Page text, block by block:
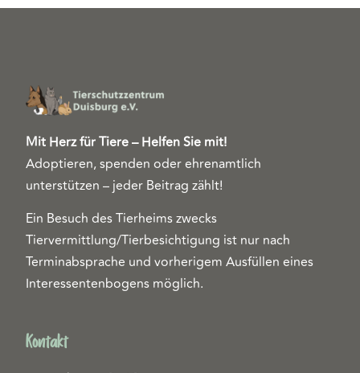
Mit Herz für Tiere – Helfen Sie mit!
Adoptieren, spenden oder ehrenamtlich
unterstützen – jeder Beitrag zählt!
Ein Besuch des Tierheims zwecks
Tiervermittlung/Tierbesichtigung ist nur nach
Terminabsprache und vorherigem Ausfüllen eines
Interessentenbogens möglich.
Kontakt